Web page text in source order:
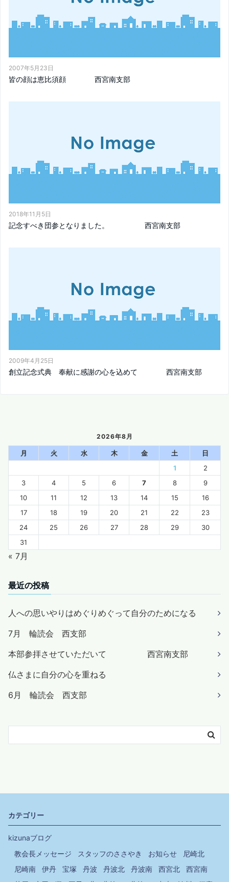
2007年5月23日
皆の顔は恵比須顔 西宮南支部
2018年11月5日
記念すべき団参となりました。 西宮南支部
2009年4月25日
創立記念式典 奉献に感謝の心を込めて 西宮南支部
2026年8月
月 火 水 木 金 土
日
1
2
3
4 5 6 7 8
9
10
11 12 13 14 15
16
17
18 19 20 21 22
23
24
25 26 27 28 29
30
31
« 7月
最近の投稿
人への思いやりはめぐりめぐって自分のためになる
7月 輪読会 西支部
本部参拝させていただいて 西宮南支部
仏さまに自分の心を重ねる
6月 輪読会 西支部
カテゴリー
kizunaブログ
教会長メッセージ
スタッフのささやき お知らせ
尼崎北
尼崎南
伊丹 宝塚 丹波 丹波北 丹波南 西宮北
西宮南